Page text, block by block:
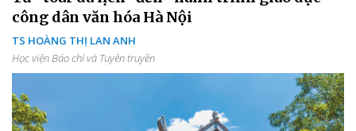
công dân văn hóa Hà Nội
TS HOÀNG THỊ LAN ANH
Học viện Báo chí và Tuyên truyền